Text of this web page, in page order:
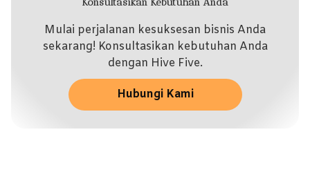
Mulai perjalanan kesuksesan bisnis Anda
sekarang! Konsultasikan kebutuhan Anda
dengan Hive Five.
Hubungi Kami